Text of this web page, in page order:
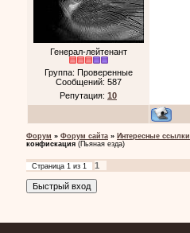
Генерал-лейтенант
Группа: Проверенные
Сообщений: 587
Репутация: 10
Форум » Форум сайта » Интересные ссылки
конфискация (Пьяная езда)
Страница 1 из 1
1